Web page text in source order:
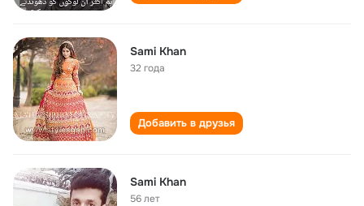
Sami Khan
32 года
Добавить в друзья
Sami Khan
56 лет